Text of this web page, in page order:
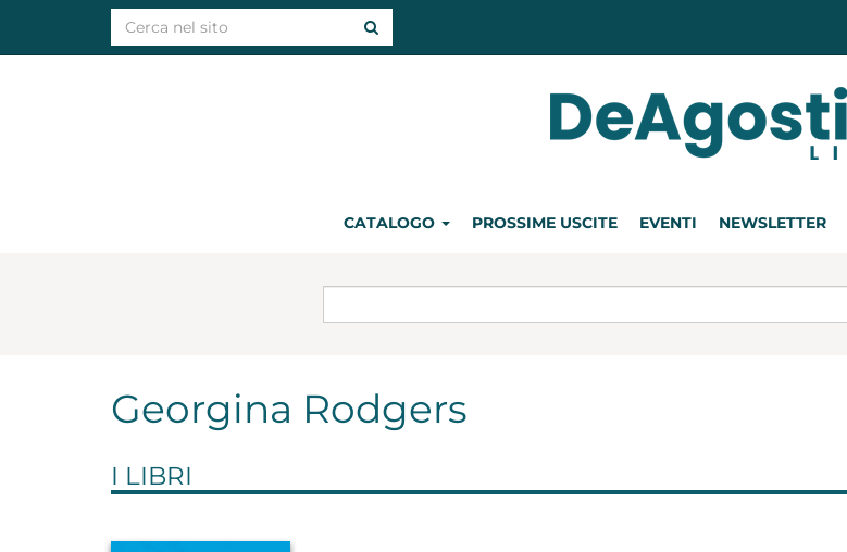
CATALOGO PROSSIME USCITE EVENTI NEWSLETTER
Georgina Rodgers
I LIBRI